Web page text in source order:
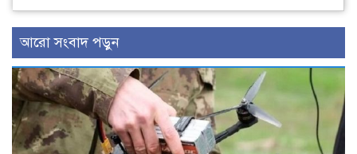
আরো সংবাদ পড়ুন